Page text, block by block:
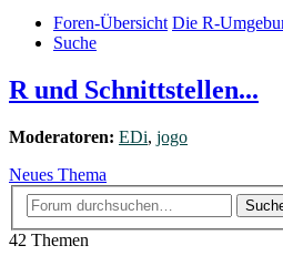
Foren-Übersicht Die R-
Suche
R und Schnittstellen...
Moderatoren: EDi, jogo
Neues Thema
42 Themen